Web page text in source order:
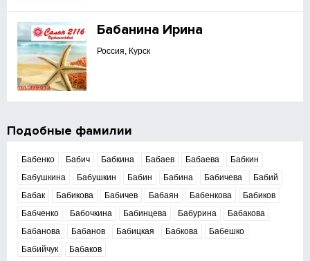
Бабанина Ирина
Россия, Курск
Подобные фамилии
Бабенко Бабич Бабкина Бабаев Бабаева
Бабкин
Бабушкина
Бабушкин Бабин Бабина Бабичева
Бабий
Бабак
Бабикова Бабичев Бабаян Бабенкова
Бабиков
Бабченко
Бабочкина Бабинцева Бабурина
Бабакова
Бабанова
Бабанов Бабицкая Бабкова
Бабешко
Бабийчук
Бабаков